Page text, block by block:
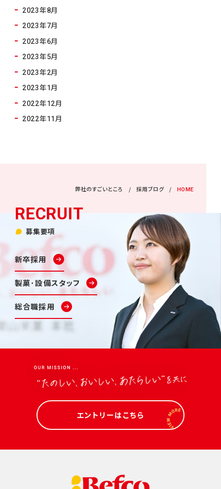
2023年8月
2023年7月
2023年6月
2023年5月
2023年2月
2023年1月
2022年12月
2022年11月
弊社のすごいところ 採用ブログ HOME
募集要項
新卒採用
製菓･設備スタッフ
総合職採用
エントリーはこちら